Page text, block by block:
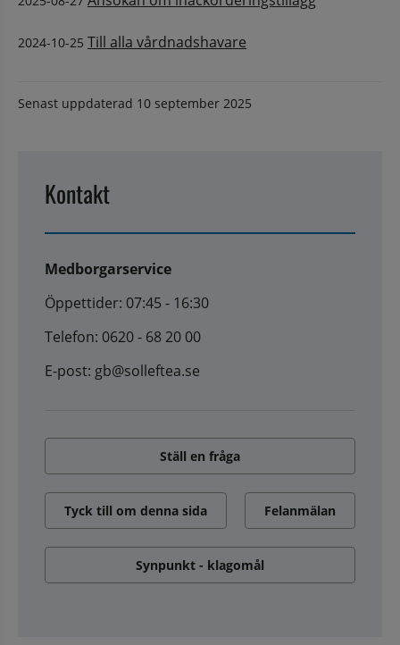
2024-10-25 Till alla vårdnadshavare
Senast uppdaterad 10 september 2025
Kontakt
Medborgarservice
Öppettider: 07:45 - 16:30
Telefon: 0620 - 68 20 00
E-post: gb@solleftea.se
Ställ en fråga
Tyck till om denna sida Felanmälan
Synpunkt - klagomål